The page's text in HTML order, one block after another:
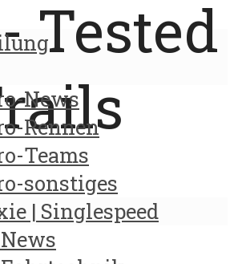
Tested
News
Rennen
Teams
sonstiges
| Singlespeed